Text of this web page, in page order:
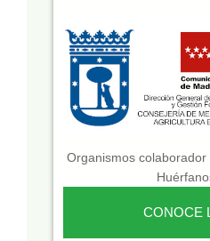
Organismos
CONOCE